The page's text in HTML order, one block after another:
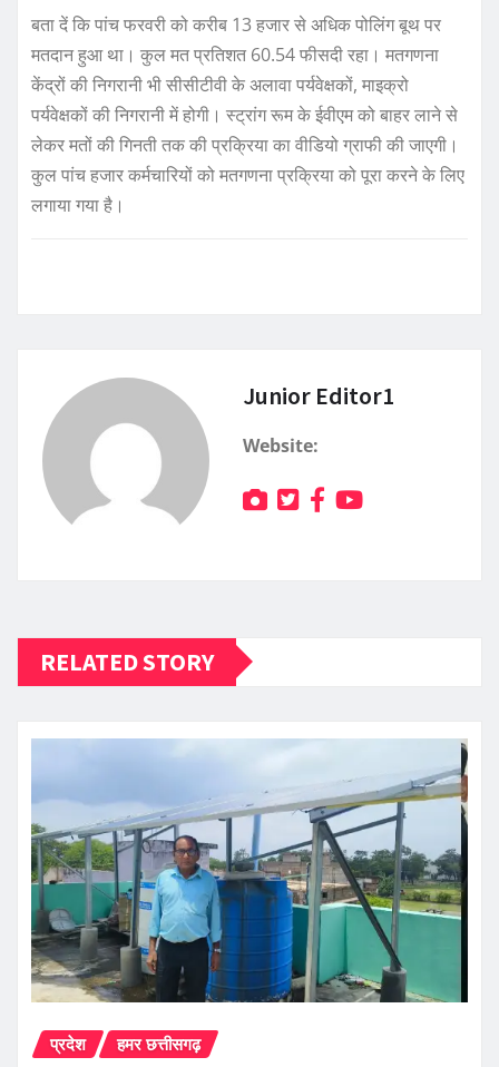
बता दें कि पांच फरवरी को करीब 13 हजार से अधिक पोलिंग बूथ पर
मतदान हुआ था। कुल मत प्रतिशत 60.54 फीसदी रहा। मतगणना
केंद्रों की निगरानी भी सीसीटीवी के अलावा पर्यवेक्षकों, माइक्रो
पर्यवेक्षकों की निगरानी में होगी। स्ट्रांग रूम के ईवीएम को बाहर लाने से
लेकर मतों की गिनती तक की प्रक्रिया का वीडियो ग्राफी की जाएगी।
कुल पांच हजार कर्मचारियों को मतगणना प्रक्रिया को पूरा करने के लिए
लगाया गया है।
Junior Editor1
Website:
RELATED STORY
प्रदेश हमर छत्तीसगढ़